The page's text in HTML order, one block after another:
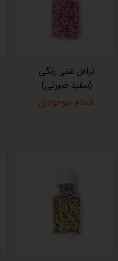
ترافل شنی رنگی
(سفید صورتی)
اتمام موجودی